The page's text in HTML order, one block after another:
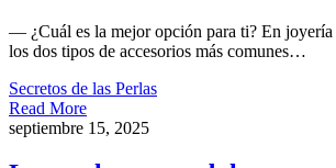
— ¿Cuál es la mejor opción para ti? En joyería
los dos tipos de accesorios más comunes…
Secretos de las Perlas
Read More
septiembre 15, 2025